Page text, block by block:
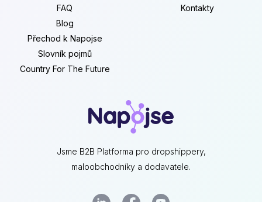
Jsme B2B Platforma pro dropshippery,
maloobchodníky a dodavatele.
FAQ
Blog
Přechod k Napojse
Slovník pojmů
Country For The Future
Kontakty